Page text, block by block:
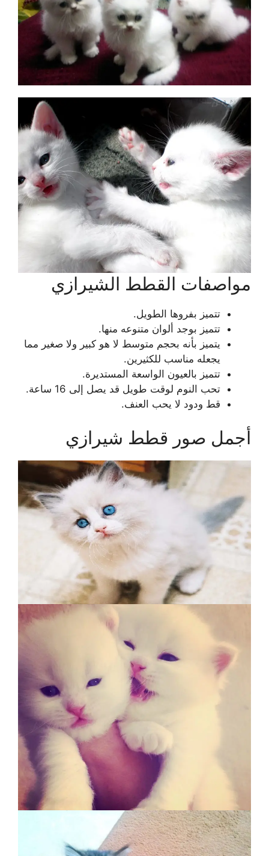
مواصفات القطط الشيرازي
تتميز بفروها الطويل.
تتميز بوجد ألوان متنوعه منها.
يتميز بأنه بحجم متوسط لا هو كبير ولا صغير مما
يجعله مناسب للكثيرين.
تتميز بالعيون الواسعة المستديرة.
تحب النوم لوقت طويل قد يصل إلى 16 ساعة.
قط ودود لا يحب العنف.
أجمل صور قطط شيرازي